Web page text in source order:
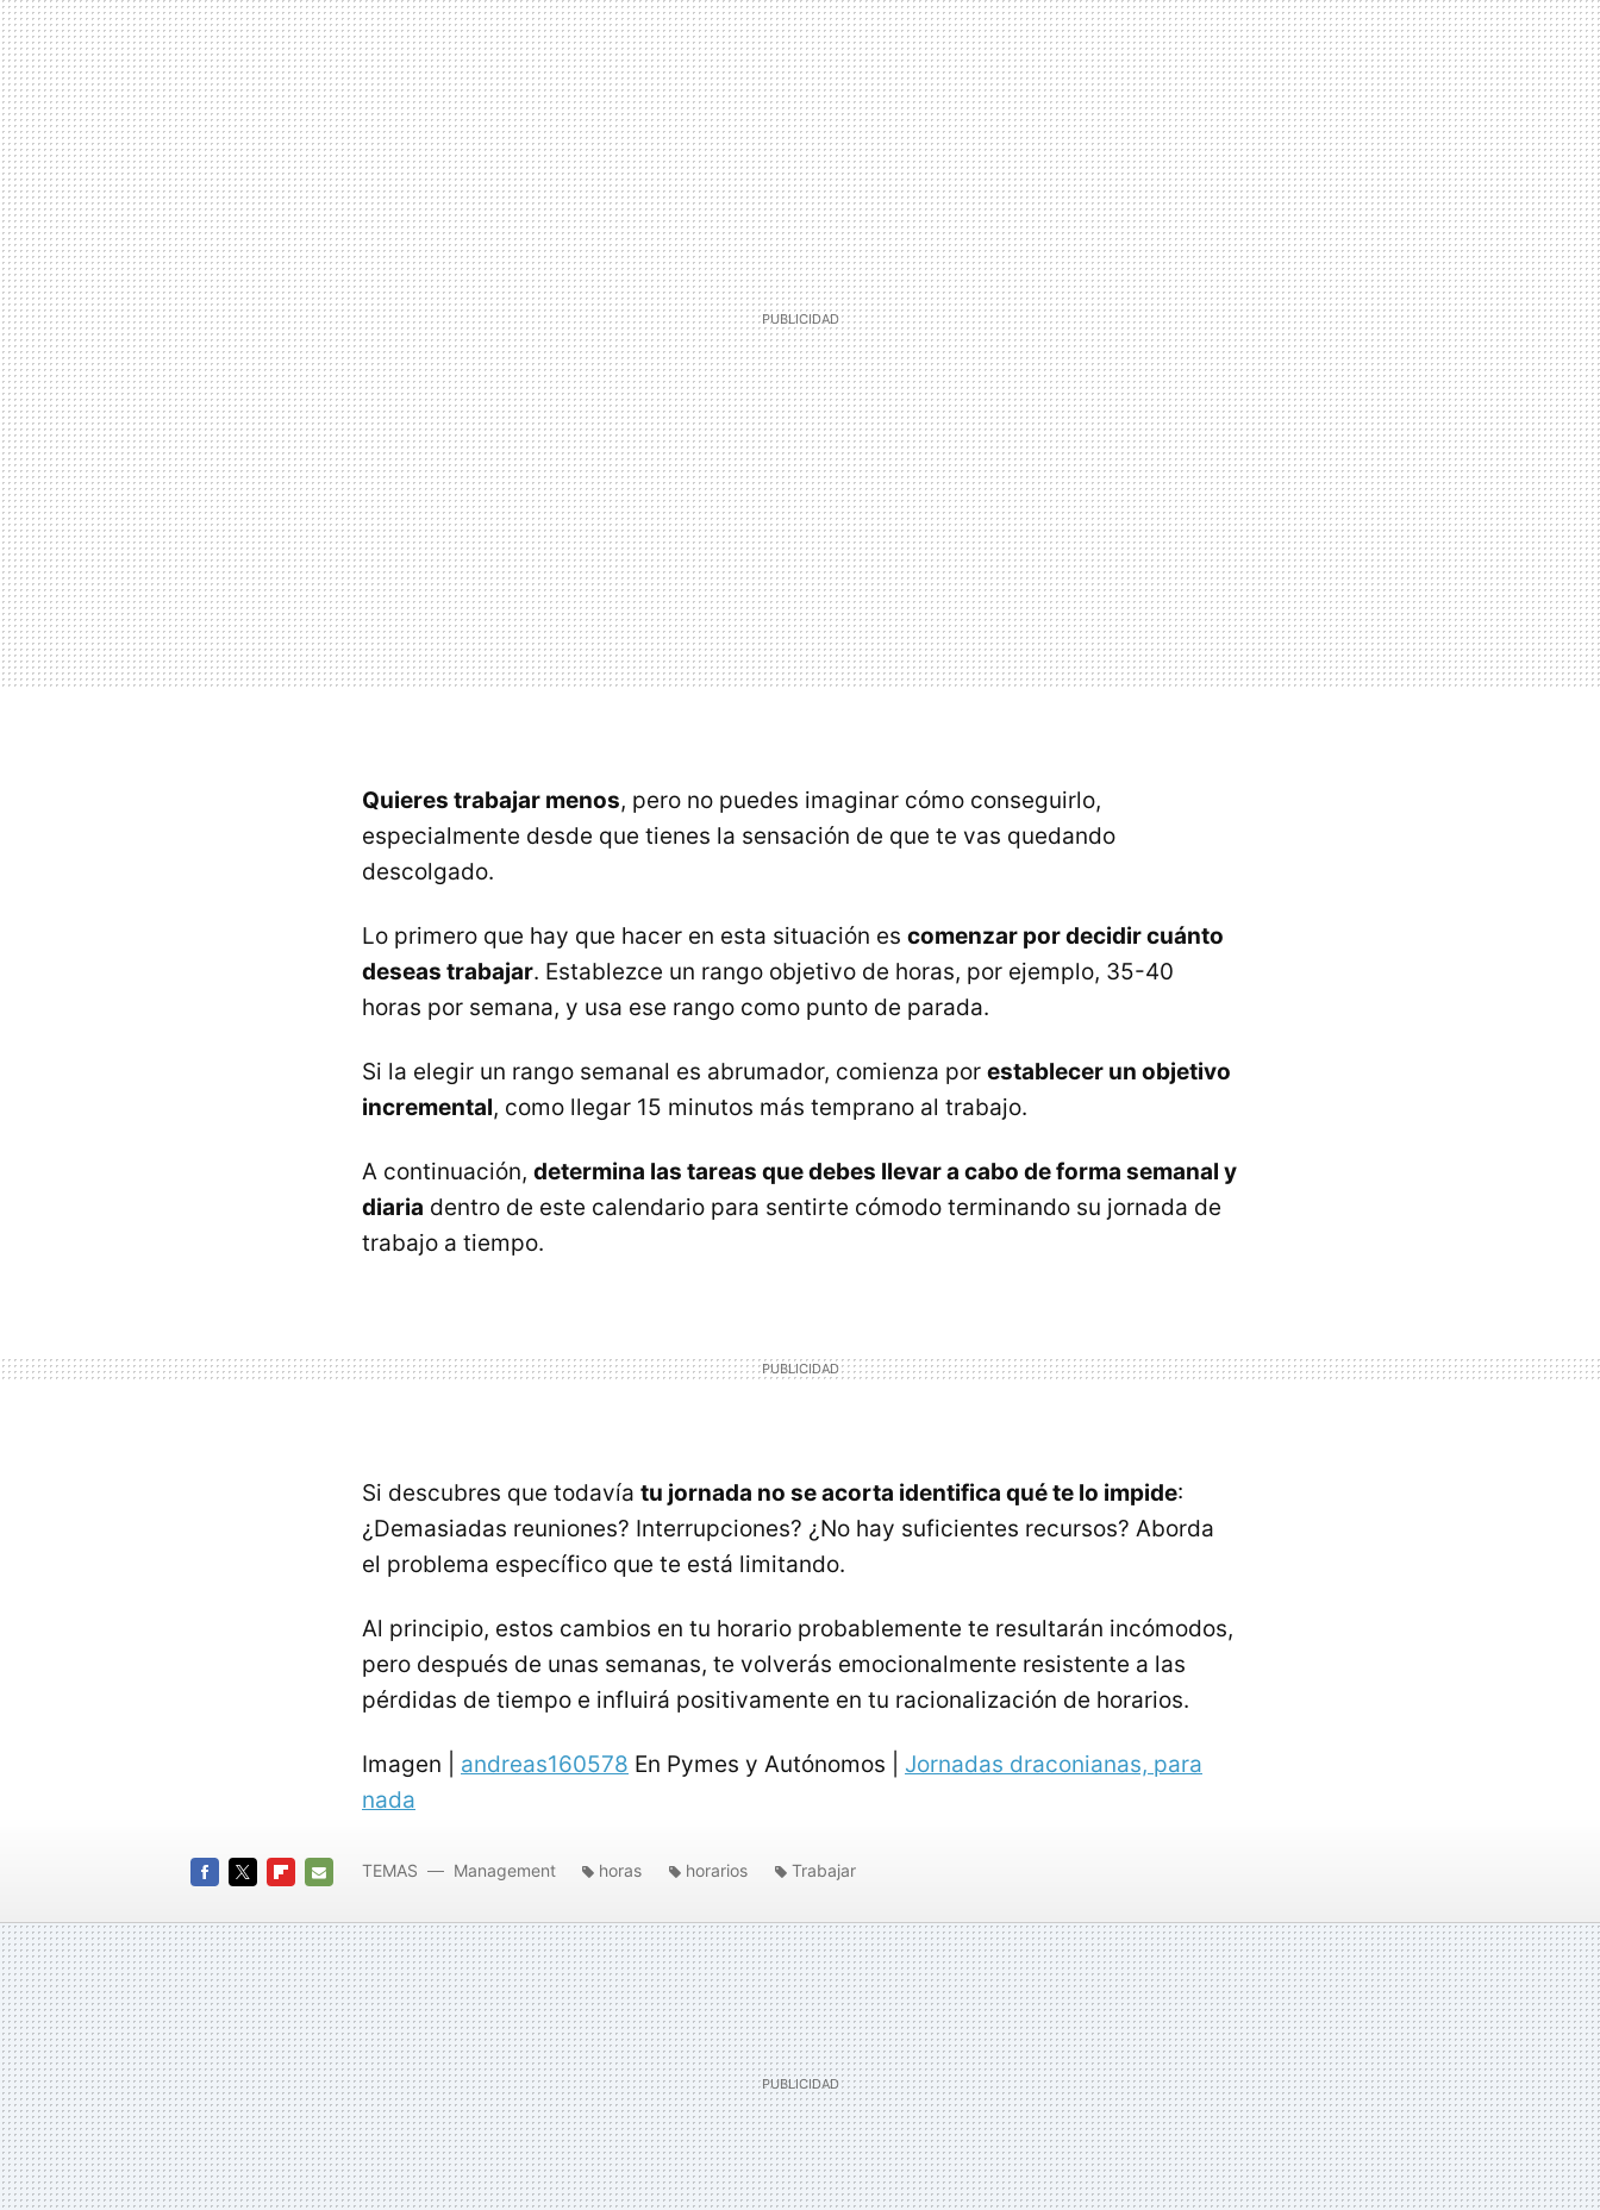
Quieres trabajar menos, pero no puedes imaginar cómo conseguirlo,
especialmente desde que tienes la sensación de que te vas quedando
descolgado.
Lo primero que hay que hacer en esta situación es comenzar por decidir cuánto
deseas trabajar. Establezce un rango objetivo de horas, por ejemplo, 35-40
horas por semana, y usa ese rango como punto de parada.
Si la elegir un rango semanal es abrumador, comienza por establecer un objetivo
incremental, como llegar 15 minutos más temprano al trabajo.
A continuación, determina las tareas que debes llevar a cabo de forma semanal y
diaria dentro de este calendario para sentirte cómodo terminando su jornada de
trabajo a tiempo.
Si descubres que todavía tu jornada no se acorta identifica qué te lo impide:
¿Demasiadas reuniones? Interrupciones? ¿No hay suficientes recursos? Aborda
el problema específico que te está limitando.
Al principio, estos cambios en tu horario probablemente te resultarán incómodos,
pero después de unas semanas, te volverás emocionalmente resistente a las
pérdidas de tiempo e influirá positivamente en tu racionalización de horarios.
Imagen | andreas160578 En Pymes y Autónomos | Jornadas draconianas, para
nada
MAIL
TEMAS Management horas horarios Trabajar